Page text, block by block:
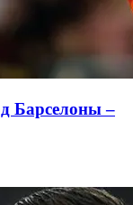
Барселоны –